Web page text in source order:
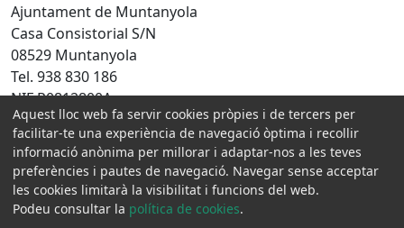
Ajuntament de Muntanyola
Casa Consistorial S/N
08529 Muntanyola
Tel. 938 830 186
NIF P0812800A
Amb la col·laboració de:
Aquest lloc web fa servir cookies pròpies i de tercers per
facilitar-te una experiència de navegació òptima i recollir
informació anònima per millorar i adaptar-nos a les teves
preferències i pautes de navegació. Navegar sense acceptar
les cookies limitarà la visibilitat i funcions del web.
Podeu consultar la política de cookies.